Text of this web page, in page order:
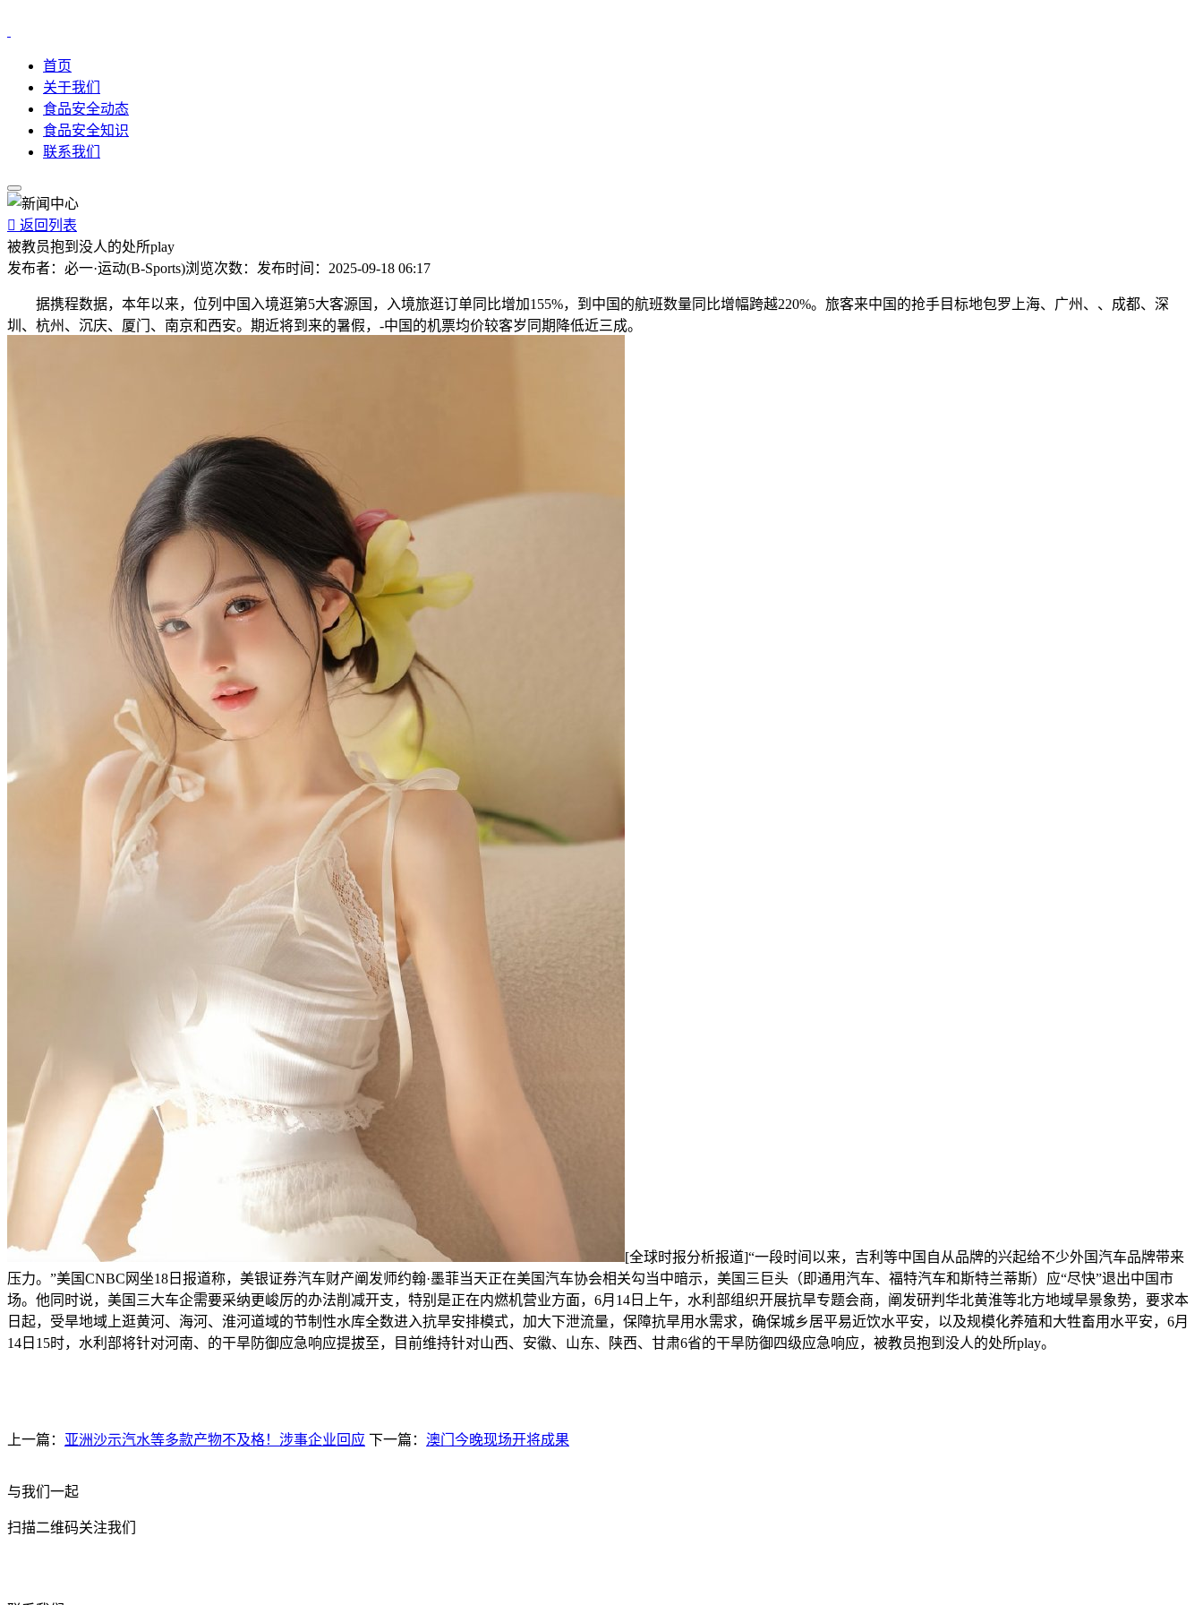
首页
关于我们
食品安全动态
食品安全知识
联系我们
 返回列表
被教员抱到没人的处所play
发布者： 必一·运动(B-Sports)浏览次数： 发布时间： 2025-09-18 06:17
据携程数据，本年以来，位列中国入境逛第5大客源国，入境旅逛订单同比增加155%，到中国的航班数量同比增幅跨越220%。旅客来中国的抢手目标地包罗上海、广州、、成都、深
圳、杭州、沉庆、厦门、南京和西安。期近将到来的暑假，-中国的机票均价较客岁同期降低近三成。
[全球时报分析报道]“一段时间以来，吉利等中国自从品牌的兴起给不少外国汽车品牌带来
压力。”美国CNBC网坐18日报道称，美银证券汽车财产阐发师约翰·墨菲当天正在美国汽车协会相关勾当中暗示，美国三巨头（即通用汽车、福特汽车和斯特兰蒂斯）应“尽快”退出中国市
场。他同时说，美国三大车企需要采纳更峻厉的办法削减开支，特别是正在内燃机营业方面，6月14日上午，水利部组织开展抗旱专题会商，阐发研判华北黄淮等北方地域旱景象势，要求本
日起，受旱地域上逛黄河、海河、淮河道域的节制性水库全数进入抗旱安排模式，加大下泄流量，保障抗旱用水需求，确保城乡居平易近饮水平安，以及规模化养殖和大牲畜用水平安，6月
14日15时，水利部将针对河南、的干旱防御应急响应提拔至，目前维持针对山西、安徽、山东、陕西、甘肃6省的干旱防御四级应急响应，被教员抱到没人的处所play。
上一篇： 亚洲沙示汽水等多款产物不及格！涉事企业回应 下一篇： 澳门今晚现场开将成果
与我们一起
扫描二维码关注我们